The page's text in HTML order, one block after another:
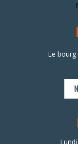
Le bourg